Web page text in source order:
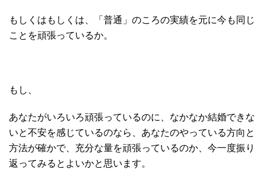
もしくはもしくは、「普通」のころの実績を元に今も同じ
ことを頑張っているか。
もし、
あなたがいろいろ頑張っているのに、なかなか結婚できな
いと不安を感じているのなら、あなたのやっている方向と
方法が確かで、充分な量を頑張っているのか、今一度振り
返ってみるとよいかと思います。